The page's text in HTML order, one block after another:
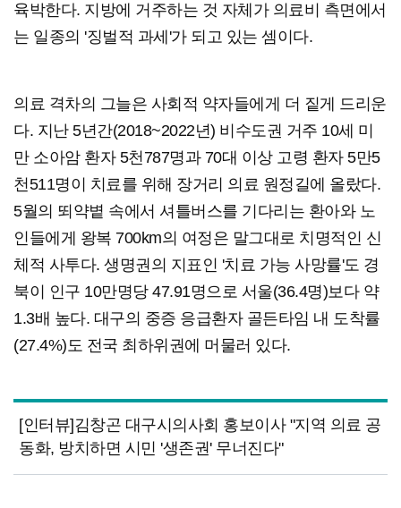
육박한다. 지방에 거주하는 것 자체가 의료비 측면에서
는 일종의 '징벌적 과세'가 되고 있는 셈이다.
의료 격차의 그늘은 사회적 약자들에게 더 짙게 드리운
다. 지난 5년간(2018~2022년) 비수도권 거주 10세 미
만 소아암 환자 5천787명과 70대 이상 고령 환자 5만5
천511명이 치료를 위해 장거리 의료 원정길에 올랐다.
5월의 뙤약볕 속에서 셔틀버스를 기다리는 환아와 노
인들에게 왕복 700km의 여정은 말그대로 치명적인 신
체적 사투다. 생명권의 지표인 '치료 가능 사망률'도 경
북이 인구 10만명당 47.91명으로 서울(36.4명)보다 약
1.3배 높다. 대구의 중증 응급환자 골든타임 내 도착률
(27.4%)도 전국 최하위권에 머물러 있다.
[인터뷰]김창곤 대구시의사회 홍보이사 "지역 의료 공
동화, 방치하면 시민 '생존권' 무너진다"